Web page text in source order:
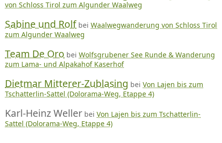
von Schloss Tirol zum Algunder Waalweg
Sabine und Rolf bei Waalwegwanderung von Schloss Tirol
zum Algunder Waalweg
Team De Oro bei Wolfsgrubener See Runde & Wanderung
zum Lama- und Alpakahof Kaserhof
Dietmar Mitterer-Zublasing bei Von Lajen bis zum
Tschatterlin-Sattel (Dolorama-Weg, Etappe 4)
Karl-Heinz Weller bei Von Lajen bis zum Tschatterlin-
Sattel (Dolorama-Weg, Etappe 4)